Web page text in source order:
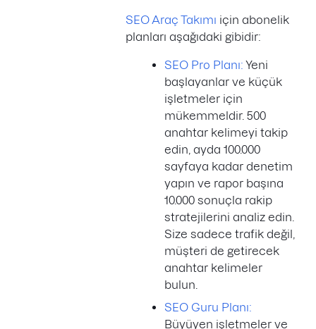
SEO Araç Takımı için abonelik
planları aşağıdaki gibidir:
SEO Pro Planı: Yeni
başlayanlar ve küçük
işletmeler için
mükemmeldir. 500
anahtar kelimeyi takip
edin, ayda 100.000
sayfaya kadar denetim
yapın ve rapor başına
10.000 sonuçla rakip
stratejilerini analiz edin.
Size sadece trafik değil,
müşteri de getirecek
anahtar kelimeler
bulun.
SEO Guru Planı:
Büyüyen işletmeler ve